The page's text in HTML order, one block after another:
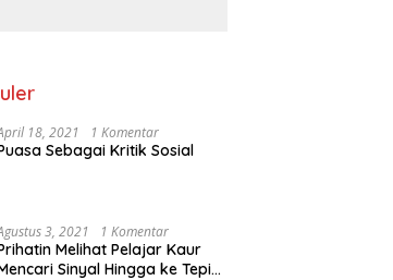
18, 2021 1 Komentar
Sebagai Kritik Sosial
3, 2021 1 Komentar
Melihat Pelajar Kaur
Sinyal Hingga ke Tepi